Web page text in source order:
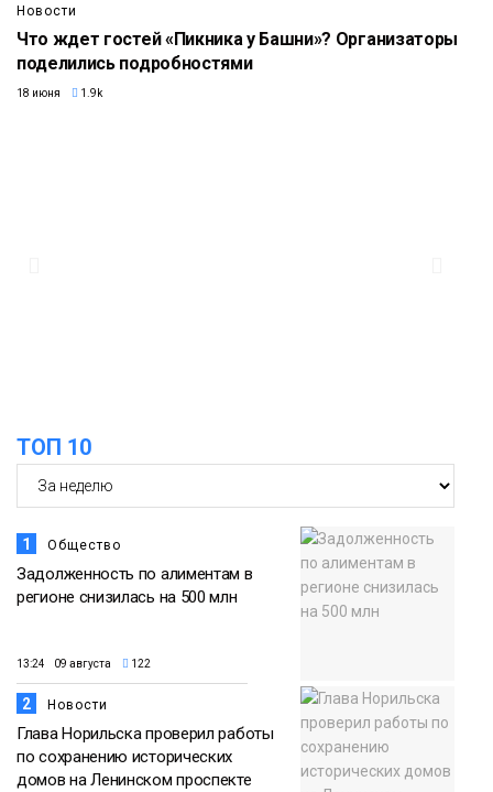
Новости
Что ждет гостей «Пикника у Башни»? Организаторы
поделились подробностями
18 июня 1.9k
ТОП 10
1 Общество
Задолженность по алиментам в
регионе снизилась на 500 млн
13:24 09 августа 122
2 Новости
Глава Норильска проверил работы
по сохранению исторических
домов на Ленинском проспекте